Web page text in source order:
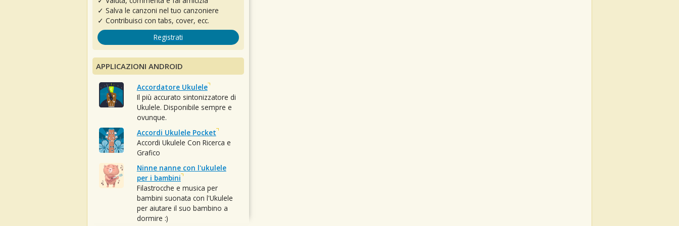
✓ Salva le canzoni nel tuo canzoniere
✓ Contribuisci con tabs, cover, ecc.
Registrati
APPLICAZIONI ANDROID
Accordatore Ukulele
Il più accurato sintonizzatore di
Ukulele. Disponibile sempre e
ovunque.
Accordi Ukulele Pocket
Accordi Ukulele Con Ricerca e
Grafico
Ninne nanne con l'ukulele
per i bambini
Filastrocche e musica per
bambini suonata con l'Ukulele
per aiutare il suo bambino a
dormire :)